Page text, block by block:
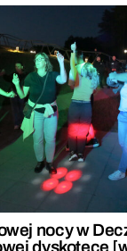
nocy w
dyskotece